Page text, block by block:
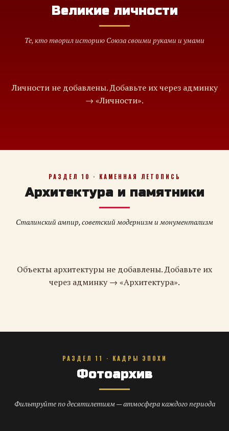
Великие личности
Те, кто творил историю Союза своими руками и умами
Личности не добавлены. Добавьте их через админку
→ «Личности».
РАЗДЕЛ 10 · КАМЕННАЯ ЛЕТОПИСЬ
Архитектура и памятники
Сталинский ампир, советский модернизм и монументализм
Объекты архитектуры не добавлены. Добавьте их
через админку → «Архитектура».
РАЗДЕЛ 11 · КАДРЫ ЭПОХИ
Фотоархив
Фильтруйте по десятилетиям — атмосфера каждого периода